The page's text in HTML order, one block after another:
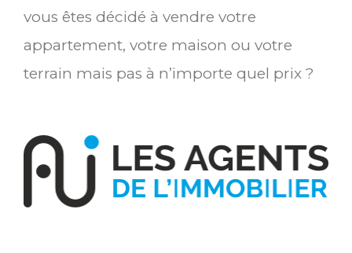
vous êtes décidé à vendre votre
appartement, votre maison ou votre
terrain mais pas à n’importe quel prix ?